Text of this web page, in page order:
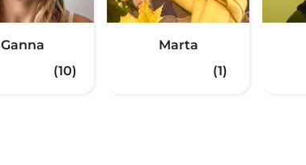
Ganna
(10)
Marta
(1)